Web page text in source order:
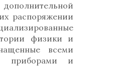
распоряжении
физики и
всеми
приборами и